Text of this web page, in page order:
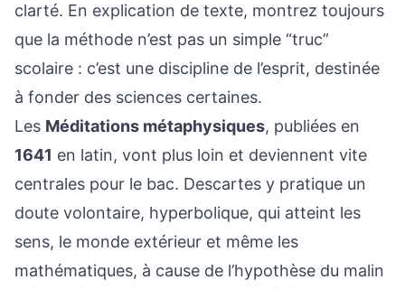
clarté. En explication de texte, montrez toujours
que la méthode n’est pas un simple “truc”
scolaire : c’est une discipline de l’esprit, destinée
à fonder des sciences certaines.
Les Méditations métaphysiques, publiées en
1641 en latin, vont plus loin et deviennent vite
centrales pour le bac. Descartes y pratique un
doute volontaire, hyperbolique, qui atteint les
sens, le monde extérieur et même les
mathématiques, à cause de l’hypothèse du malin